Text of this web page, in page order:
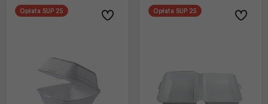
Opłata SUP 25 Opłata SUP 25